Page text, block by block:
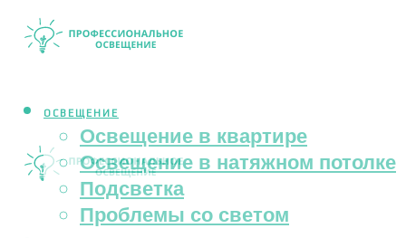
ОСВЕЩЕНИЕ
Освещение в квартире
Освещение в натяжном потолке
Подсветка
Проблемы со светом